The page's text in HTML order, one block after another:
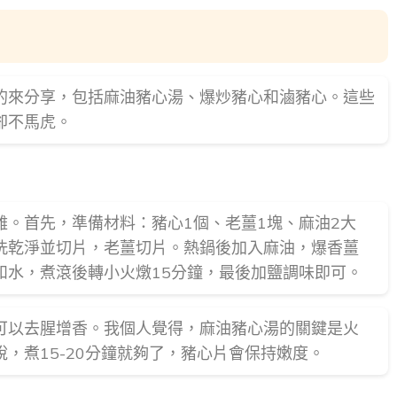
分享，包括麻油豬心湯、爆炒豬心和滷豬心。這些
馬虎。
首先，準備材料：豬心1個、老薑1塊、麻油2大
淨並切片，老薑切片。熱鍋後加入麻油，爆香薑
，煮滾後轉小火燉15分鐘，最後加鹽調味即可。
去腥增香。我個人覺得，麻油豬心湯的關鍵是火
煮15-20分鐘就夠了，豬心片會保持嫩度。